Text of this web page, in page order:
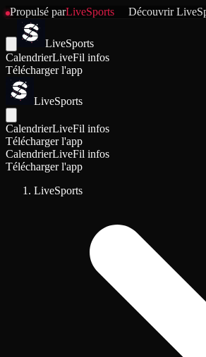
Propulsé parLiveSports Découvrir
LiveSports
CalendrierLiveFil infos
Télécharger l'app
LiveSports
CalendrierLiveFil infos
Télécharger l'app
CalendrierLiveFil infos
Télécharger l'app
LiveSports